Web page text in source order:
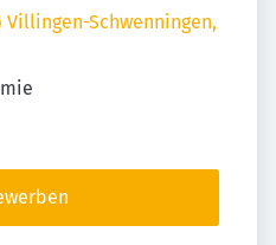
Villingen-Schwenningen,